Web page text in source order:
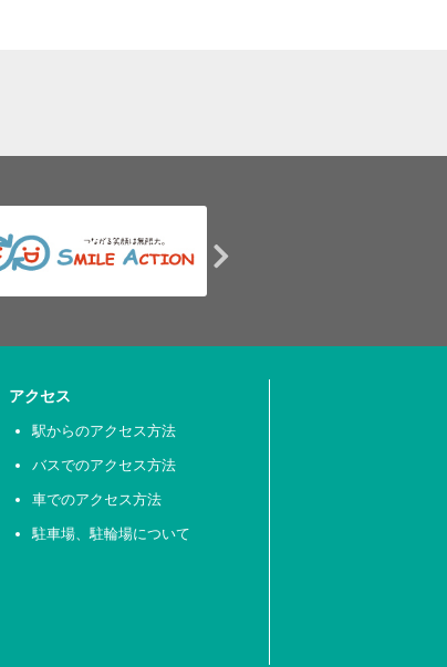
アクセス
駅からのアクセス方法
バスでのアクセス方法
車でのアクセス方法
駐車場、駐輪場について